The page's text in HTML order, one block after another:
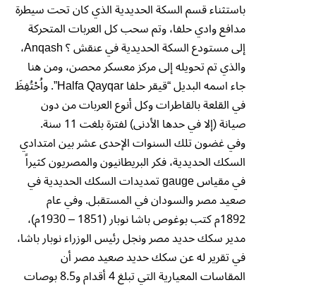
باستثناء قسم السكة الحديدية الذي كان تحت سيطرة
مدافع وادي حلفا، وتم سحب كل العربات المتحركة
إلى مستودع السكة الحديدية في عنقش ؟ Anqash،
والذي تم تحويله إلى مركز معسكر محصن، ومن هنا
جاء اسمه البديل “قيقر حلفا Halfa Qayqar”. واُحْتُفِظَ
في القلعة بالقاطرات وكل أنوع العربات من دون
صيانة (إلا في حدها الأدنى) لفترة بلغت 11 سنة.
وفي غضون تلك السنوات الإحدى عشر بين امتدادي
السكك الحديدية، فكر البريطانيون والمصريون كثيراً
في مقياس gauge تمديدات السكك الحديدية في
صعيد مصر والسودان في المستقبل. وفي عام
1892م كتب بوغوص باشا نوبار (1851 – 1930م)،
مدير سكك حديد مصر ونجل رئيس الوزراء نوبار باشا،
في تقرير له عن سكك حديد صعيد مصر أن
المقاسات المعيارية التي تبلغ 4 أقدام و8.5 بوصات